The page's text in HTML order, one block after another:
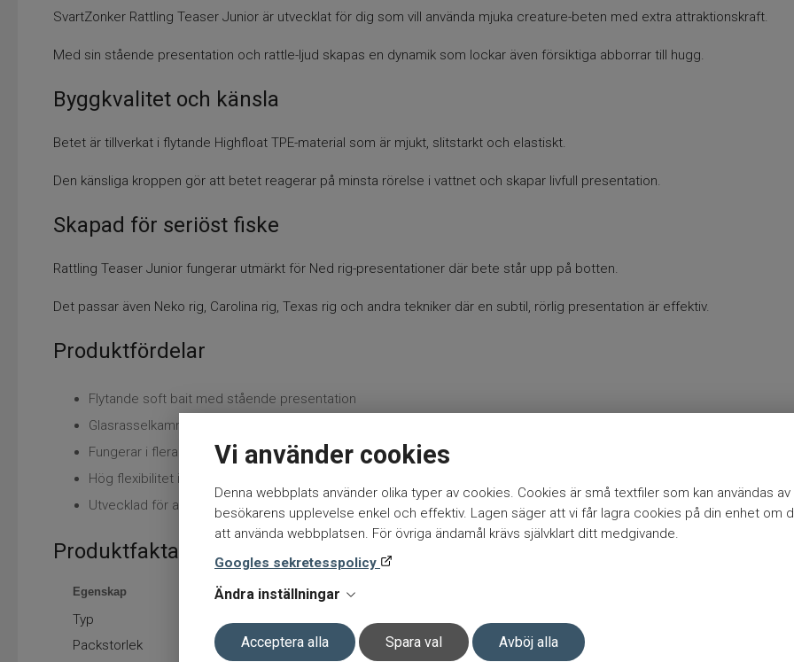
Vi använder cookies
Denna webbplats använder olika typer av cookies. Cookies är små textfiler som kan användas
besökarens upplevelse enkel och effektiv. Lagen säger att vi får lagra cookies på din enhet om
att använda webbplatsen. För övriga ändamål krävs självklart ditt medgivande.
Googles sekretesspolicy
Ändra inställningar
Acceptera alla Spara val Avböj alla
SvartZonker Rattling Teaser Junior är utvecklat för dig som vill använda mjuka creature-beten med extra attraktionskraft.
Med sin stående presentation och rattle-ljud skapas en dynamik som lockar även försiktiga abborrar till hugg.
Byggkvalitet och känsla
Betet är tillverkat i flytande Highfloat TPE-material som är mjukt, slitstarkt och elastiskt.
Den känsliga kroppen gör att betet reagerar på minsta rörelse i vattnet och skapar livfull presentation.
Skapad för seriöst fiske
Rattling Teaser Junior fungerar utmärkt för Ned rig-presentationer där bete står upp på botten.
Det passar även Neko rig, Carolina rig, Texas rig och andra tekniker där en subtil, rörlig presentation är effektiv.
Produktfördelar
Flytande soft bait med stående presentation
Glasrasselkammare för extra ljudattraktion
Fungerar i flera riggar och tekniker
Hög flexibilitet i rörelse och känsla
Utvecklad för abborr- och predatorfiske
Produktfakta
Egenskap
Typ
Soft bait / creaturebait
Packstorlek